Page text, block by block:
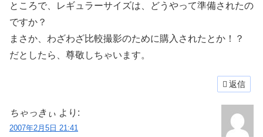
ところで、レギュラーサイズは、どうやって準備されたの
ですか？
まさか、わざわざ比較撮影のために購入されたとか！？
だとしたら、尊敬しちゃいます。
返信
ちゃっきぃ より:
2007年2月5日 21:41